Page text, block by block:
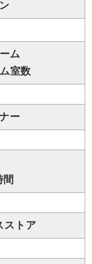
ム
室数
ー
間
ストア